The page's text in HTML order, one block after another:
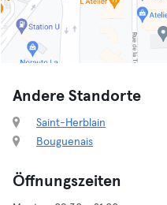
Andere Standorte
Saint-Herblain
Bouguenais
Öffnungszeiten